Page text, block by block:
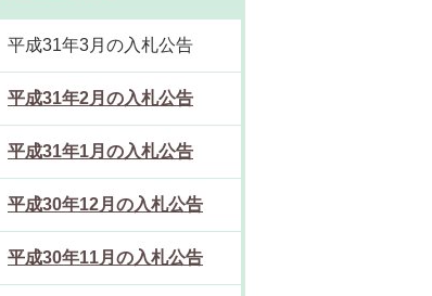
平成31年3月の入札公告
平成31年2月の入札公告
平成31年1月の入札公告
平成30年12月の入札公告
平成30年11月の入札公告